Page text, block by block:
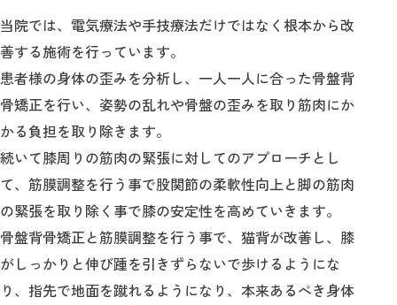
当院では、電気療法や手技療法だけではなく根本から改
善する施術を行っています。
患者様の身体の歪みを分析し、一人一人に合った骨盤背
骨矯正を行い、姿勢の乱れや骨盤の歪みを取り筋肉にか
かる負担を取り除きます。
続いて膝周りの筋肉の緊張に対してのアプローチとし
て、筋膜調整を行う事で股関節の柔軟性向上と脚の筋肉
の緊張を取り除く事で膝の安定性を高めていきます。
骨盤背骨矯正と筋膜調整を行う事で、猫背が改善し、膝
がしっかりと伸び踵を引きずらないで歩けるようにな
り、指先で地面を蹴れるようになり、本来あるべき身体